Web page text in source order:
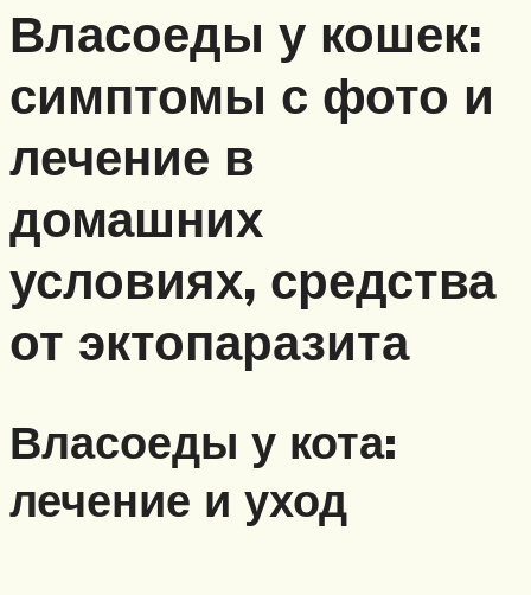
Власоеды у кошек:
симптомы с фото и
лечение в
домашних
условиях, средства
от эктопаразита
Власоеды у кота:
лечение и уход